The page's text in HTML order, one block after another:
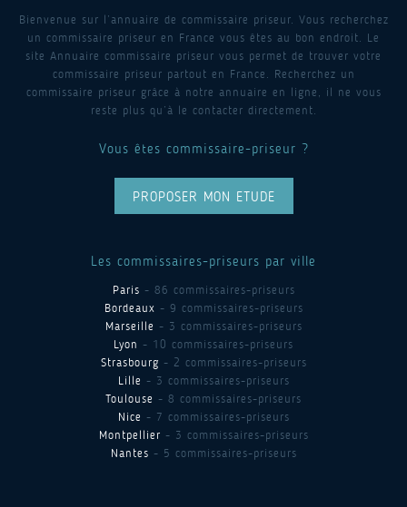
Bienvenue sur l’annuaire de commissaire priseur. Vous recherchez
un commissaire priseur en France vous êtes au bon endroit. Le
site Annuaire commissaire priseur vous permet de trouver votre
commissaire priseur partout en France. Recherchez un
commissaire priseur grâce à notre annuaire en ligne, il ne vous
reste plus qu’à le contacter directement.
Vous êtes commissaire-priseur ?
PROPOSER MON ETUDE
Les commissaires-priseurs par ville
Paris - 86 commissaires-priseurs
Bordeaux - 9 commissaires-priseurs
Marseille - 3 commissaires-priseurs
Lyon - 10 commissaires-priseurs
Strasbourg - 2 commissaires-priseurs
Lille - 3 commissaires-priseurs
Toulouse - 8 commissaires-priseurs
Nice - 7 commissaires-priseurs
Montpellier - 3 commissaires-priseurs
Nantes - 5 commissaires-priseurs